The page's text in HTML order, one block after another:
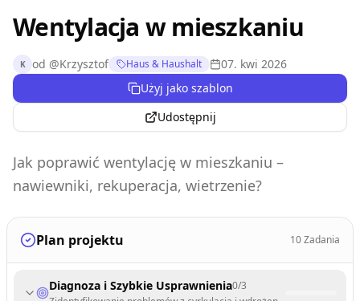
Wentylacja w mieszkaniu
K od @Krzysztof Haus & Haushalt
07. kwi 2026
Użyj jako szablon
Udostępnij
Jak poprawić wentylację w mieszkaniu –
nawiewniki, rekuperacja, wietrzenie?
Plan projektu 10Zadania
Diagnoza i Szybkie Usprawnienia0/3